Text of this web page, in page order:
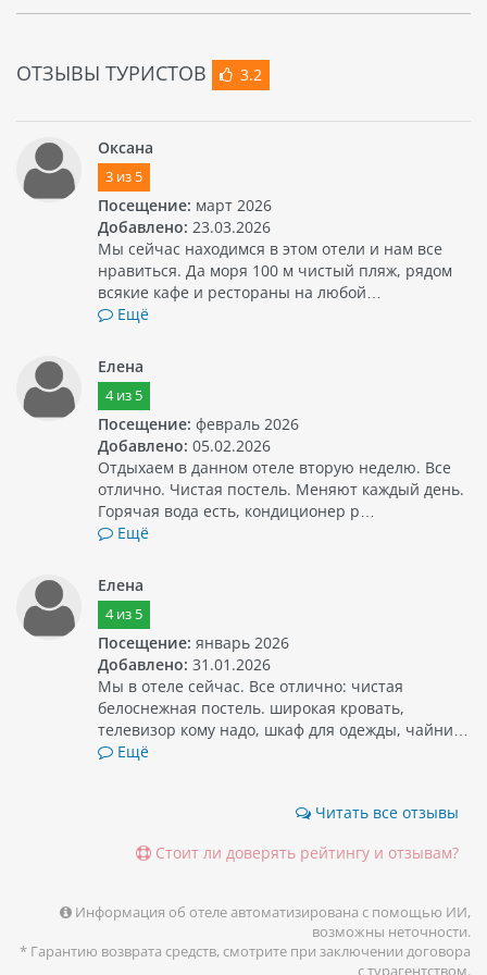
ОТЗЫВЫ ТУРИСТОВ 3.2
Оксана
3из 5
Посещение: март 2026
Добавлено: 23.03.2026
Мы сейчас находимся в этом отели и нам все
нравиться. Да моря 100 м чистый пляж, рядом
всякие кафе и рестораны на любой…
Ещё
Елена
4из 5
Посещение: февраль 2026
Добавлено: 05.02.2026
Отдыхаем в данном отеле вторую неделю. Все
отлично. Чистая постель. Меняют каждый день.
Горячая вода есть, кондиционер р…
Ещё
Елена
4из 5
Посещение: январь 2026
Добавлено: 31.01.2026
Мы в отеле сейчас. Все отлично: чистая
белоснежная постель. широкая кровать,
телевизор кому надо, шкаф для одежды, чайни…
Ещё
Читать все отзывы
Стоит ли доверять рейтингу и отзывам?
Информация об отеле автоматизирована с помощью ИИ,
возможны неточности.
* Гарантию возврата средств, смотрите при заключении договора
с турагентством.